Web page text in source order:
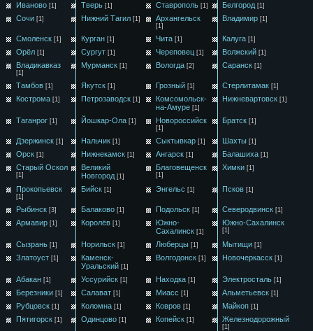
Иваново [1] Тверь [1] Ставрополь [1] Белгород [1]
Сочи [1] Нижний Тагил [1] Архангельск
[1]
Владимир [1]
Смоленск [1] Курган [1] Чита [1] Калуга [1]
Орёл [1] Сургут [1] Череповец [1] Волжский [1]
Владикавказ
[1]
Мурманск [1] Вологда [2] Саранск [1]
Тамбов [1] Якутск [1] Грозный [1] Стерлитамак [1]
Кострома [1] Петрозаводск [1]
Комсомольск-
на-Амуре [1]
Нижневартовск [1]
Таганрог [1] Йошкар-Ола [1] Новороссийск
[1]
Братск [1]
Дзержинск [1] Нальчик [1] Сыктывкар [1] Шахты [1]
Орск [1] Нижнекамск [1] Ангарск [1] Балашиха [1]
Старый Оскол
[1]
Великий
Новгород [1]
Благовещенск
[1]
Химки [1]
Прокопьевск
[1]
Бийск [1] Энгельс [1] Псков [1]
Рыбинск [3] Балаково [1] Подольск [1] Северодвинск [1]
Армавир [1] Королёв [1]
Южно-
Сахалинск [1]
Южно-Сахалинск
[1]
Сызрань [1] Норильск [1] Люберцы [1] Мытищи [1]
Златоуст [1]
Каменск-
Уральский [1]
Волгодонск [1] Новочеркасск [1]
Абакан [1] Уссурийск [1] Находка [1] Электросталь [1]
Березники [1] Салават [1] Миасс [1] Альметьевск [1]
Рубцовск [1] Коломна [1] Ковров [1] Майкоп [1]
Пятигорск [1] Одинцово [1] Копейск [1] Железнодорожный
[1]